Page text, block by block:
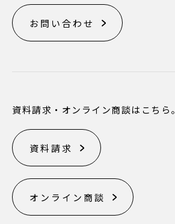
お問い合わせ
資料請求・オンライン商談はこちら。
資料請求
オンライン商談